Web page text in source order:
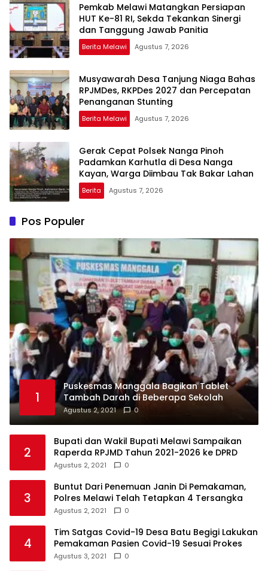
Pemkab Melawi Matangkan Persiapan
HUT Ke-81 RI, Sekda Tekankan Sinergi
dan Tanggung Jawab Panitia
Berita Melawi Agustus 7, 2026
Musyawarah Desa Tanjung Niaga Bahas
RPJMDes, RKPDes 2027 dan Percepatan
Penanganan Stunting
Berita Melawi Agustus 7, 2026
Gerak Cepat Polsek Nanga Pinoh
Padamkan Karhutla di Desa Nanga
Kayan, Warga Diimbau Tak Bakar Lahan
Berita Agustus 7, 2026
Pos Populer
1
Puskesmas Manggala Bagikan Tablet
Tambah Darah di Beberapa Sekolah
Agustus 2, 2021 0
2
Bupati dan Wakil Bupati Melawi Sampaikan
Raperda RPJMD Tahun 2021-2026 ke DPRD
Agustus 2, 2021 0
3
Buntut Dari Penemuan Janin Di Pemakaman,
Polres Melawi Telah Tetapkan 4 Tersangka
Agustus 2, 2021 0
4
Tim Satgas Covid-19 Desa Batu Begigi Lakukan
Pemakaman Pasien Covid-19 Sesuai Prokes
Agustus 3, 2021 0